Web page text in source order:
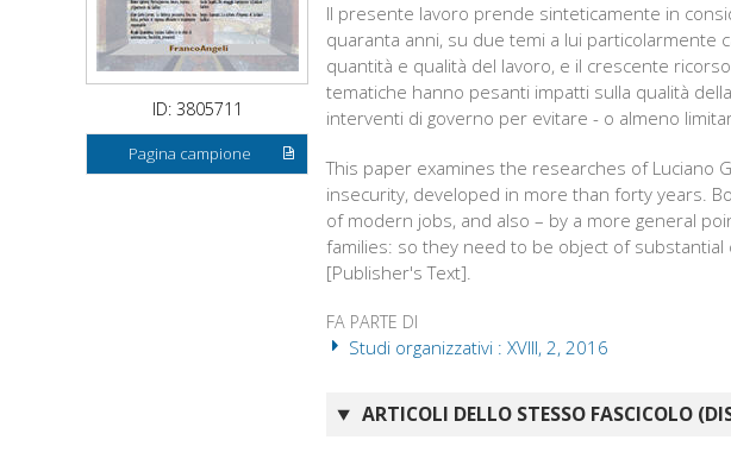
ID: 3805711
Pagina campione
Il presente lavoro prende sinteticamente in
quaranta anni, su due temi a lui particolarmente
quantità e qualità del lavoro, e il crescente
tematiche hanno pesanti impatti sulla qualità
interventi di governo per evitare - o almeno
This paper examines the researches of Luciano
insecurity, developed in more than forty years.
of modern jobs, and also – by a more general
families: so they need to be object of
[Publisher's Text].
FA PARTE DI
Studi organizzativi : XVIII, 2, 2016
ARTICOLI DELLO STESSO FASCICOLO